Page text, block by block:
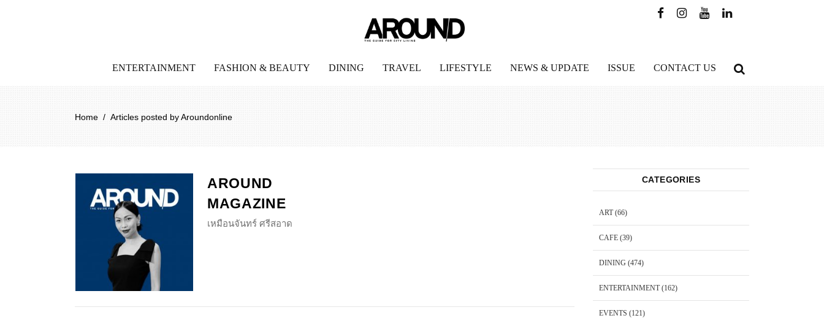
ENTERTAINMENT FASHION & BEAUTY DINING TRAVEL LIFESTYLE NEWS & UPDATE ISSUE CONTACT US
Home / Articles posted by Aroundonline
AROUND
MAGAZINE
เหมือนจันทร์ ศรีสอาด
CATEGORIES
ART(66)
CAFE (39)
DINING (474)
ENTERTAINMENT(162)
EVENTS (121)